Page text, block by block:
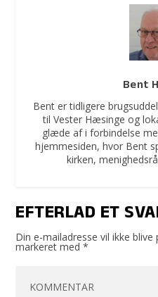
Bent
Bent er tidligere
til Vester Hæsinge og
glæde af i forbindelse
hjemmesiden, hvor Bent
kirken,
EFTERLAD ET
Din e-mailadresse vil ikke blive
markeret med*